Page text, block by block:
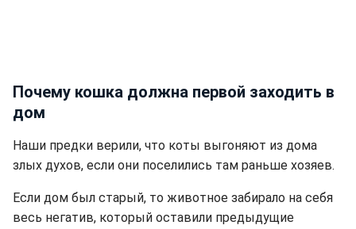
Почему кошка должна первой заходить в
дом
Наши предки верили, что коты выгоняют из дома
злых духов, если они поселились там раньше хозяев.
Если дом был старый, то животное забирало на себя
весь негатив, который оставили предыдущие